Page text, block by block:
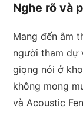
Nghe rõ và
Mang đến âm
người tham dự
giọng nói ở
không mong
và Acoustic